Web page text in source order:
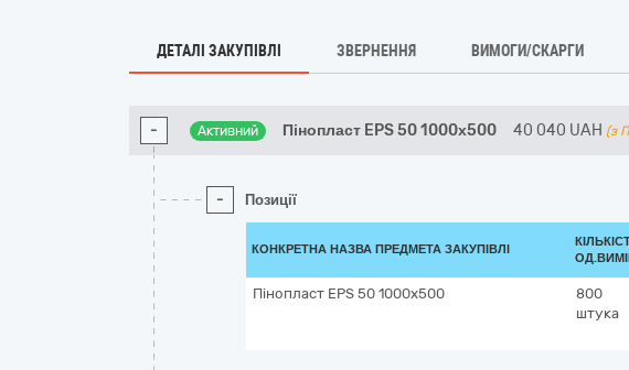
ДЕТАЛІ ЗАКУПІВЛІ ЗВЕРНЕННЯ ВИМОГИ/СКАРГИ
- Активний Пінопласт EPS 50 1000х500 40 040 UAH (з
- Позиції
КОНКРЕТНА НАЗВА ПРЕДМЕТА ЗАКУПІВЛІ
Пінопласт EPS 50 1000х500
800
штука